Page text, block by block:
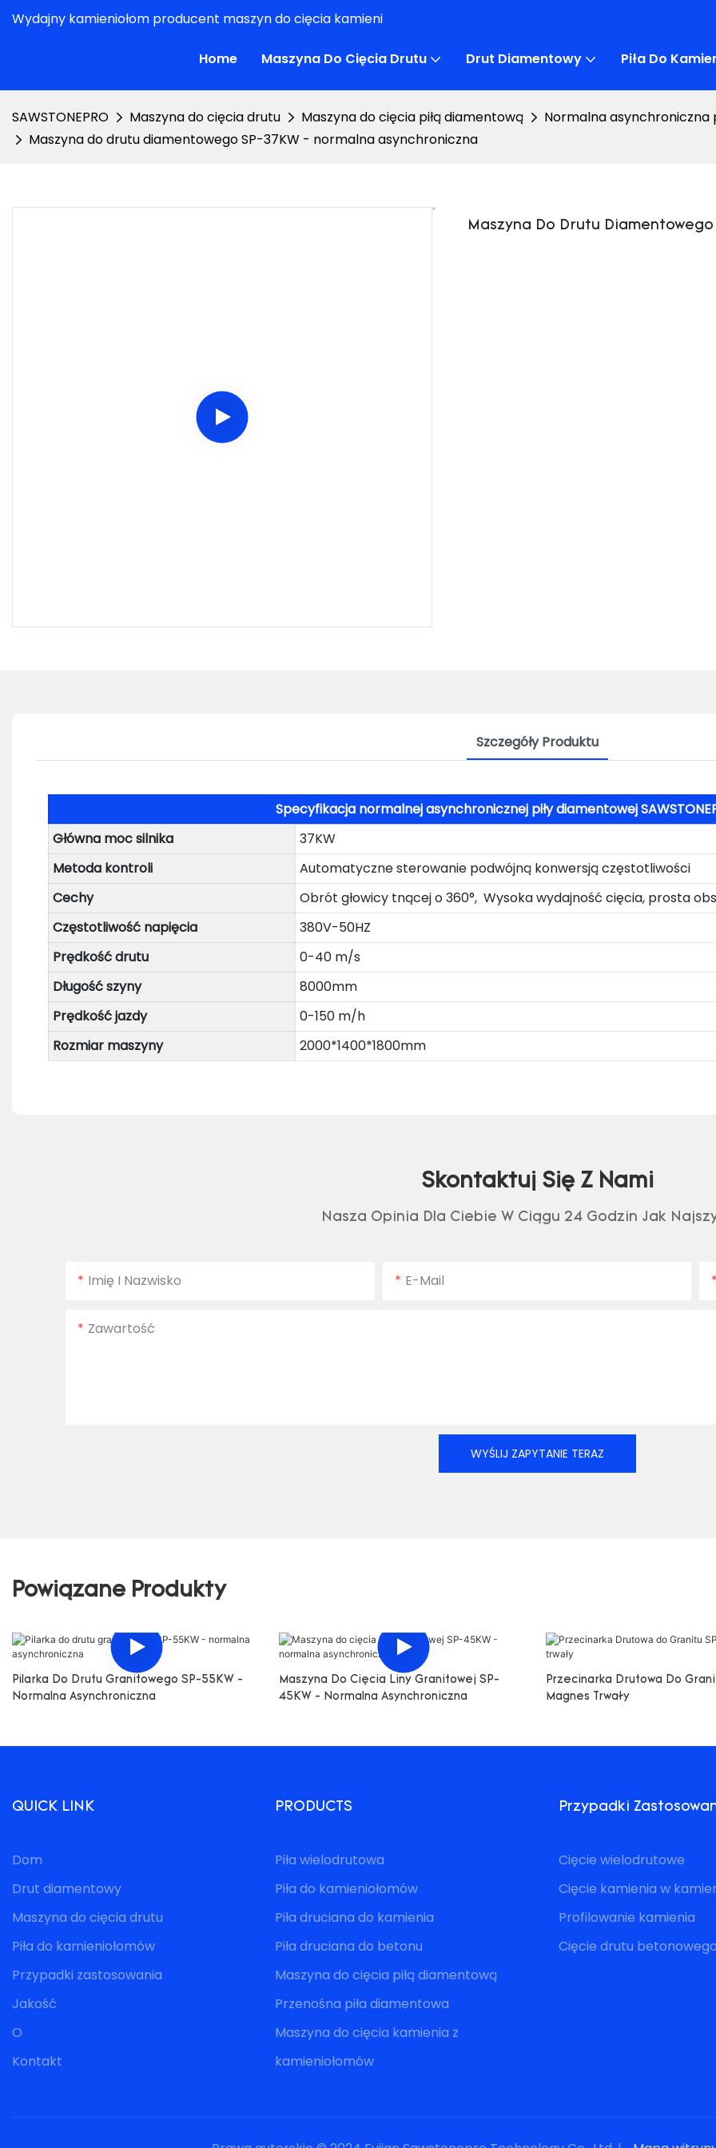
Wydajny kamieniołom producent maszyn do cięcia kamieni
Home Maszyna Do Cięcia Drutu Drut Diamentowy Piła Do
SAWSTONEPRO Maszyna do cięcia drutu Maszyna do cięcia piłą diamentową
Normalna asynchroniczna
Maszyna do drutu diamentowego SP-37KW - normalna asynchroniczna
Maszyna Do Drutu
Szczegóły Produktu
Specyfikacja normalnej asynchronicznej piły diamentowej
Główna moc silnika
37KW
Metoda kontroli
Automatyczne sterowanie podwójną konwersją częstotliwości
Cechy
Obrót głowicy tnącej o 360°, Wysoka wydajność cięcia, prosta
Częstotliwość napięcia
380V-50HZ
Prędkość drutu
0-40 m/s
Długość szyny
8000mm
Prędkość jazdy
0-150 m/h
Rozmiar maszyny
2000*1400*1800mm
Skontaktuj Się Z Nami
Nasza Opinia Dla Ciebie W Ciągu 24 Godzin Jak
Imię I Nazwisko E-Mail
Zawartość
WYŚLIJ ZAPYTANIE TERAZ
Powiązane Produkty
Pilarka Do Drutu Granitowego SP-55KW -
Normalna Asynchroniczna
Maszyna Do Cięcia Liny Granitowej SP-
45KW - Normalna Asynchroniczna
Przecinarka Drutowa Do
Magnes Trwały
QUICK LINK
Dom
Drut diamentowy
Maszyna do cięcia drutu
Piła do kamieniołomów
Przypadki zastosowania
Jakość
O
Kontakt
PRODUCTS
Piła wielodrutowa
Piła do kamieniołomów
Piła druciana do kamienia
Piła druciana do betonu
Maszyna do cięcia piłą diamentową
Przenośna piła diamentowa
Maszyna do cięcia kamienia z
kamieniołomów
Przypadki
Cięcie wielodrutowe
Cięcie kamienia w
Profilowanie kamienia
Cięcie drutu betonowego